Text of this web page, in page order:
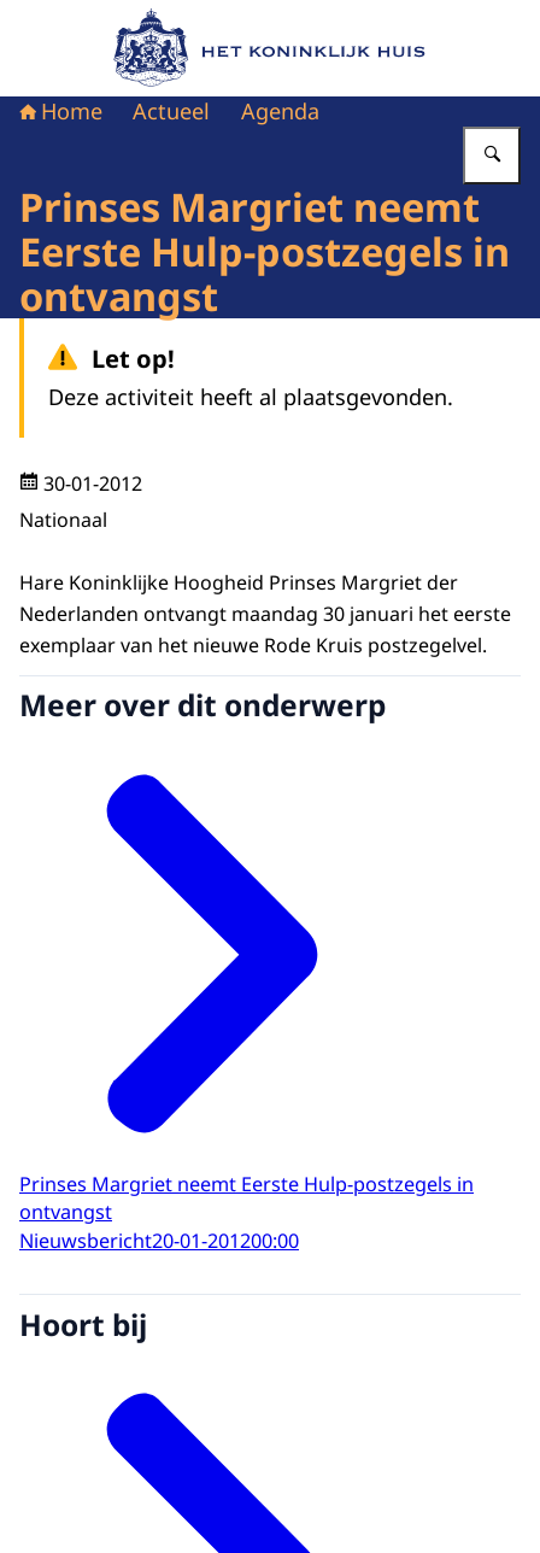
Naar de homepage van Het Koninklijk Huis
Home Actueel Agenda
Prinses Margriet neemt
Eerste Hulp-postzegels in
ontvangst
Let op!
Deze activiteit heeft al plaatsgevonden.
30-01-2012
Nationaal
Hare Koninklijke Hoogheid Prinses Margriet der
Nederlanden ontvangt maandag 30 januari het eerste
exemplaar van het nieuwe Rode Kruis postzegelvel.
Meer over dit onderwerp
Prinses Margriet neemt Eerste Hulp-postzegels in
ontvangst
Nieuwsbericht20-01-201200:00
Hoort bij